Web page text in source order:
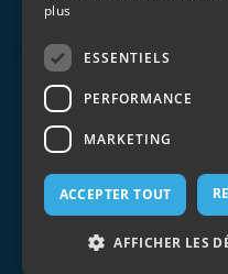
Mentions légales
Politique de
plus
ESSENTIELS
PERFORMANCE
MARKETING
ACCEPTER TOUT
AFFICHER LES